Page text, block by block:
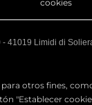
recopila
cookies
41019 Limidi di
otros fines,
"Establecer